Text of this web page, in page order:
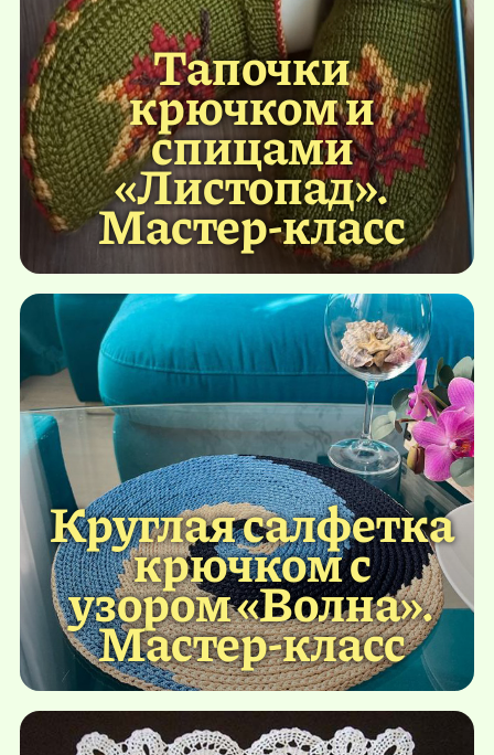
Тапочки
крючком и
спицами
«Листопад».
Мастер-класс
Круглая салфетка
крючком с
узором «Волна».
Мастер-класс